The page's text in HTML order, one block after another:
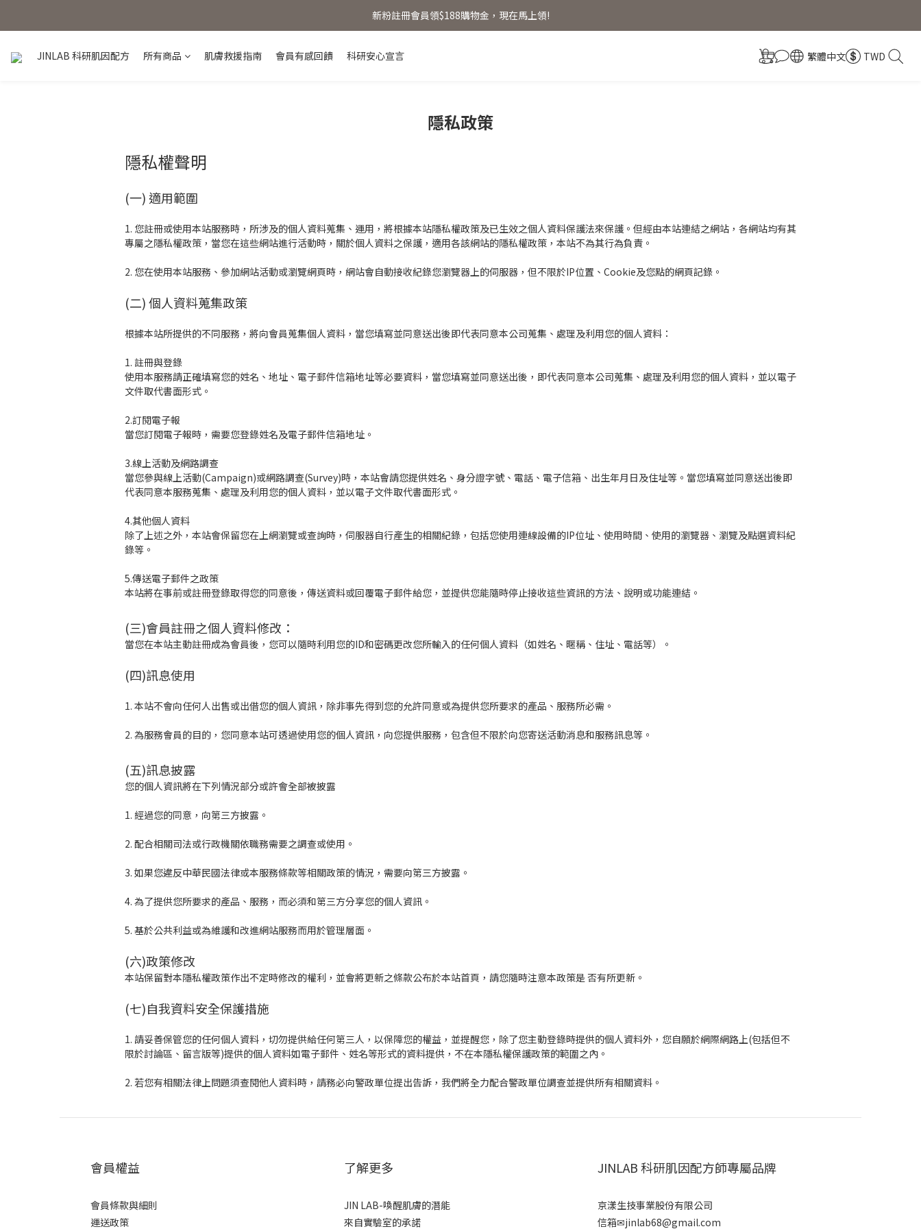
新粉註冊會員領$188購物金，現在馬上領!
新粉註冊會員領$188購物金，現在馬上領!
JINLAB 科研肌因配方 所有商品 肌膚救援指南 會員有感回饋 科研安心宣言 繁體中文 TWD
隱私政策
隱私權聲明
(一) 適用範圍
1. 您註冊或使用本站服務時，所涉及的個人資料蒐集、運用，將根據本站隱私權政策及已生效之個人資料保護法來保護。但經由本站連結之網站，各網站均有其
專屬之隱私權政策，當您在這些網站進行活動時，關於個人資料之保護，適用各該網站的隱私權政策，本站不為其行為負責。
2. 您在使用本站服務、參加網站活動或瀏覽網頁時，網站會自動接收紀錄您瀏覽器上的伺服器，但不限於IP位置、Cookie及您點的網頁記錄。
(二) 個人資料蒐集政策
根據本站所提供的不同服務，將向會員蒐集個人資料，當您填寫並同意送出後即代表同意本公司蒐集、處理及利用您的個人資料：
1. 註冊與登錄
使用本服務請正確填寫您的姓名、地址、電子郵件信箱地址等必要資料，當您填寫並同意送出後，即代表同意本公司蒐集、處理及利用您的個人資料，並以電子
文件取代書面形式。
2.訂閱電子報
當您訂閱電子報時，需要您登錄姓名及電子郵件信箱地址。
3.線上活動及網路調查
當您參與線上活動(Campaign)或網路調查(Survey)時，本站會請您提供姓名、身分證字號、電話、電子信箱、出生年月日及住址等。當您填寫並同意送出後即
代表同意本服務蒐集、處理及利用您的個人資料，並以電子文件取代書面形式。
4.其他個人資料
除了上述之外，本站會保留您在上網瀏覽或查詢時，伺服器自行產生的相關紀錄，包括您使用連線設備的IP位址、使用時間、使用的瀏覽器、瀏覽及點選資料紀
錄等。
5.傳送電子郵件之政策
本站將在事前或註冊登錄取得您的同意後，傳送資料或回覆電子郵件給您，並提供您能隨時停止接收這些資訊的方法、說明或功能連結。
(三)會員註冊之個人資料修改：
當您在本站主動註冊成為會員後，您可以隨時利用您的ID和密碼更改您所輸入的任何個人資料（如姓名、暱稱、住址、電話等）。
(四)訊息使用
1. 本站不會向任何人出售或出借您的個人資訊，除非事先得到您的允許同意或為提供您所要求的產品、服務所必需。
2. 為服務會員的目的，您同意本站可透過使用您的個人資訊，向您提供服務，包含但不限於向您寄送活動消息和服務訊息等。
(五)訊息披露
您的個人資訊將在下列情況部分或許會全部被披露
1. 經過您的同意，向第三方披露。
2. 配合相關司法或行政機關依職務需要之調查或使用。
3. 如果您違反中華民國法律或本服務條款等相關政策的情況，需要向第三方披露。
4. 為了提供您所要求的產品、服務，而必須和第三方分享您的個人資訊。
5. 基於公共利益或為維護和改進網站服務而用於管理層面。
(六)政策修改
本站保留對本隱私權政策作出不定時修改的權利，並會將更新之條款公布於本站首頁，請您隨時注意本政策是 否有所更新。
(七)自我資料安全保護措施
1. 請妥善保管您的任何個人資料，切勿提供給任何第三人，以保障您的權益，並提醒您，除了您主動登錄時提供的個人資料外，您自願於網際網路上(包括但不
限於討論區、留言版等)提供的個人資料如電子郵件、姓名等形式的資料提供，不在本隱私權保護政策的範圍之內。
2. 若您有相關法律上問題須查閱他人資料時，請務必向警政單位提出告訴，我們將全力配合警政單位調查並提供所有相關資料。
會員權益
會員條款與細則
運送政策
了解更多
JIN LAB-喚醒肌膚的潛能
來自實驗室的承諾
JINLAB 科研肌因配方師專屬品牌
京漾生技事業股份有限公司
信箱✉jinlab68@gmail.com